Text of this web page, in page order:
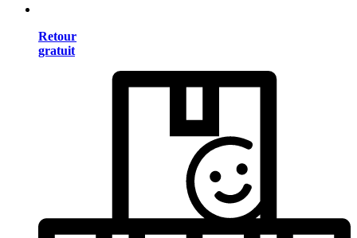
Retour
gratuit